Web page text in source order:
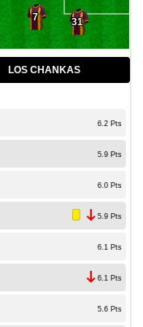
31
7
LOS CHANKAS
6.2 Pts
5.9 Pts
6.0 Pts
5.9 Pts
6.1 Pts
6.1 Pts
5.6 Pts